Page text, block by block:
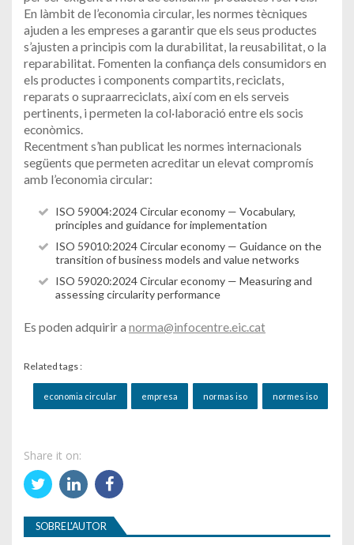
En làmbit de l’economia circular, les normes tècniques
ajuden a les empreses a garantir que els seus productes
s’ajusten a principis com la durabilitat, la reusabilitat, o la
reparabilitat. Fomenten la confiança dels consumidors en
els productes i components compartits, reciclats,
reparats o supraarreciclats, així com en els serveis
pertinents, i permeten la col·laboració entre els socis
econòmics.
Recentment s’han publicat les normes internacionals
següents que permeten acreditar un elevat compromís
amb l’economia circular:
ISO 59004:2024 Circular economy — Vocabulary,
principles and guidance for implementation
ISO 59010:2024 Circular economy — Guidance on the
transition of business models and value networks
ISO 59020:2024 Circular economy — Measuring and
assessing circularity performance
Es poden adquirir a norma@infocentre.eic.cat
Related tags :
economia circular empresa normas iso normes iso
Share it on:
SOBRE L'AUTOR